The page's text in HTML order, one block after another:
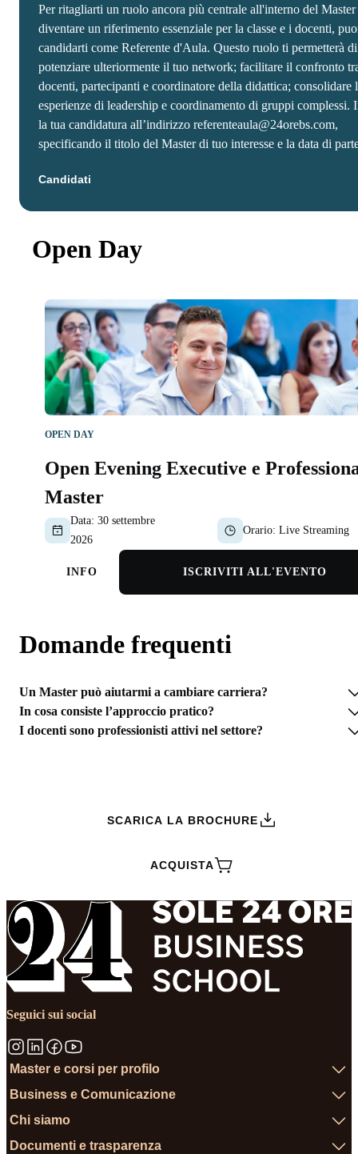
Per ritagliarti un ruolo ancora più centrale all'interno del Master
diventare un riferimento essenziale per la classe e i docenti,
candidarti come Referente d'Aula. Questo ruolo ti permetterà
potenziare ulteriormente il tuo network; facilitare il confronto
docenti, partecipanti e coordinatore della didattica; consolidare
esperienze di leadership e coordinamento di gruppi complessi.
la tua candidatura all’indirizzo referenteaula@24orebs.com,
specificando il titolo del Master di tuo interesse e la data di
Candidati
Open Day
OPEN DAY
Open Evening Executive e
Master
Data: 30 settembre
2026
Orario: Live Streaming
INFO ISCRIVITI ALL'EVENTO
Domande frequenti
Un Master può aiutarmi a cambiare carriera?
In cosa consiste l’approccio pratico?
I docenti sono professionisti attivi nel settore?
SCARICA LA BROCHURE
ACQUISTA
Seguici sui social
Master e corsi per profilo
Business e Comunicazione
Chi siamo
Documenti e trasparenza